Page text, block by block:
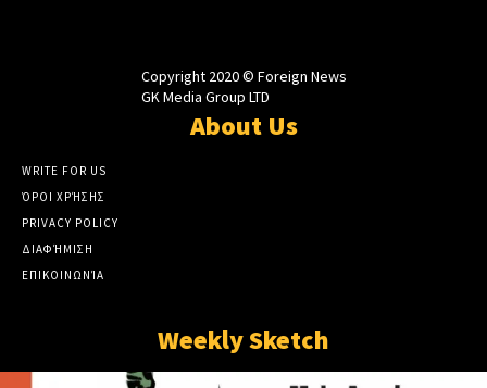
Copyright 2020 © Foreign News
GK Media Group LTD
About Us
WRITE FOR US
ΌΡΟΙ ΧΡΉΣΗΣ
PRIVACY POLICY
ΔΙΑΦΉΜΙΣΗ
ΕΠΙΚΟΙΝΩΝΊΑ
Weekly Sketch